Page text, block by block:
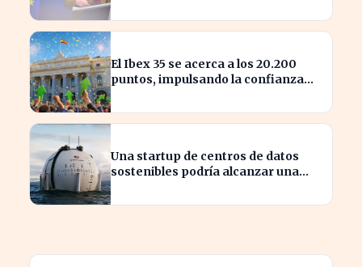
El Ibex 35 se acerca a los 20.200
puntos, impulsando la confianza
Una startup de centros de datos
sostenibles podría alcanzar una